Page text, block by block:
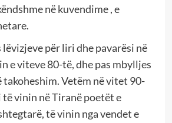
në kuvendime , e
lëvizjeve për liri dhe pavarësi në
e viteve 80-të, dhe pas mbylljes
Vetëm në vitet 90-
vinin në Tiranë poetët e
të vinin nga vendet e